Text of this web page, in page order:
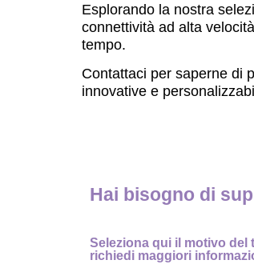
Esplorando la nostra
connettività ad alta
tempo.
Contattaci per saperne di
innovative e
Hai bisogno di
Seleziona qui il motivo del
richiedi maggiori